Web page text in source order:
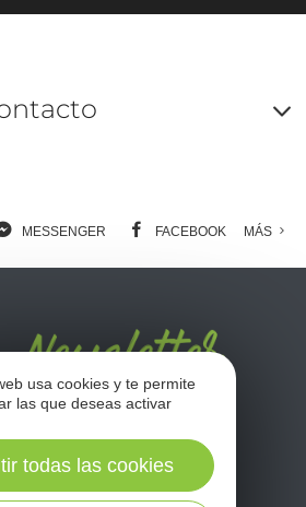
MESSENGER FACEBOOK MÁS
No se pierda nuestro
mensual newsletter y
déjese inspirar para
usa cookies y te permite
las que deseas activar
todas las cookies